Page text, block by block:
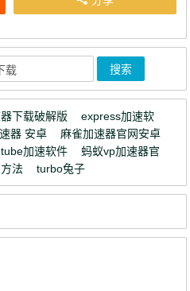
下载破解版
express加速软
器 安卓
麻雀加速器官网安卓
加速软件
蚂蚁vp加速器官
法 turbo兔子